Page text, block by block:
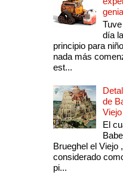
día
principio para
nada más
est...
de
Viejo
El
Brueghel el Viejo
considerado
pi...